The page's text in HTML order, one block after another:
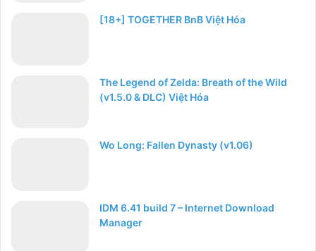
[18+] TOGETHER BnB Việt Hóa
The Legend of Zelda: Breath of the Wild
(v1.5.0 & DLC) Việt Hóa
Wo Long: Fallen Dynasty (v1.06)
IDM 6.41 build 7 – Internet Download
Manager